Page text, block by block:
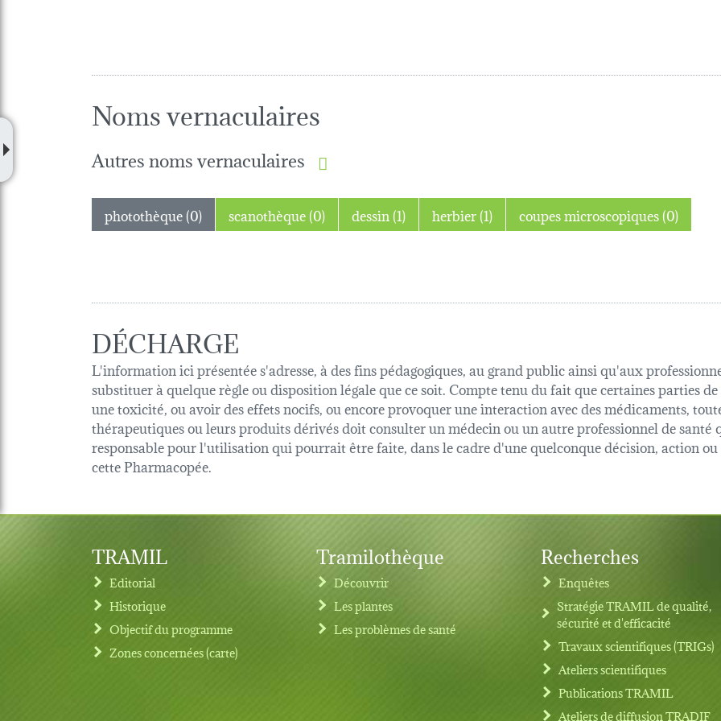
Noms vernaculaires
Autres noms vernaculaires
photothèque (0) scanothèque (0) dessin (1) herbier (1) coupes microscopiques (0)
DÉCHARGE
L'information ici présentée s'adresse, à des fins pédagogiques, au grand public ainsi qu'aux
substituer à quelque règle ou disposition légale que ce soit. Compte tenu du fait que certaines parties
une toxicité, ou avoir des effets nocifs, ou encore provoquer une interaction avec des médicaments,
thérapeutiques ou leurs produits dérivés doit consulter un médecin ou un autre professionnel de
responsable pour l'utilisation qui pourrait être faite, dans le cadre d'une quelconque décision, action
cette Pharmacopée.
Footer menu
TRAMIL
Editorial
Historique
Objectif du programme
Zones concernées (carte)
Tramilothèque
Découvrir
Les plantes
Les problèmes de santé
Recherches
Enquêtes
Stratégie TRAMIL de qualité,
sécurité et d'efficacité
Travaux scientifiques (TRIGs)
Ateliers scientifiques
Publications TRAMIL
Ateliers de diffusion TRADIF